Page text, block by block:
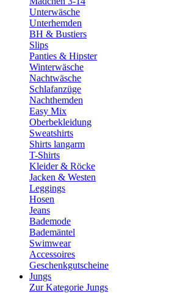
Unterwäsche
Unterhemden
BH & Bustiers
Slips
Panties & Hipster
Winterwäsche
Nachtwäsche
Schlafanzüge
Nachthemden
Easy Mix
Oberbekleidung
Sweatshirts
Shirts langarm
T-Shirts
Kleider & Röcke
Jacken & Westen
Leggings
Hosen
Jeans
Bademode
Bademäntel
Swimwear
Accessoires
Geschenkgutscheine
Jungs
Zur Kategorie Jungs